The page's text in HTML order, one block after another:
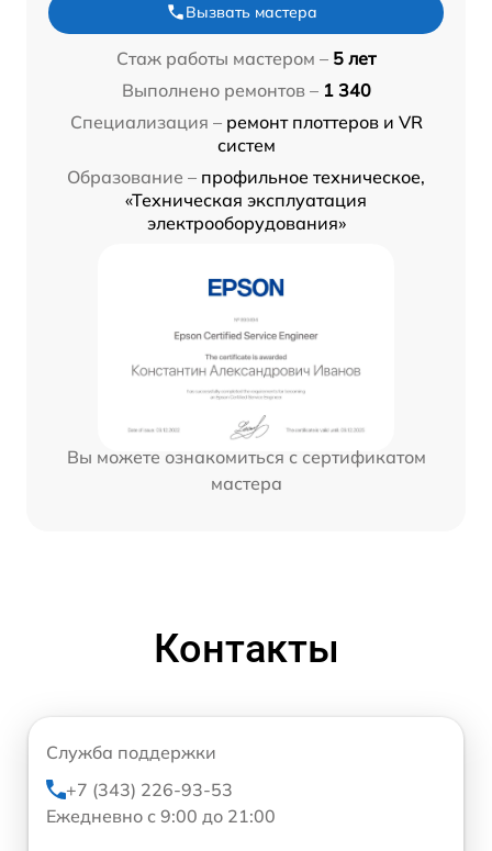
Вызвать мастера
Стаж работы мастером – 5 лет
Выполнено ремонтов – 1 340
Специализация – ремонт плоттеров и VR
систем
Образование – профильное техническое,
«Техническая эксплуатация
электрооборудования»
Вы можете ознакомиться с сертификатом
мастера
Контакты
Служба поддержки
+7 (343) 226-93-53
Ежедневно с 9:00 до 21:00